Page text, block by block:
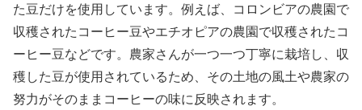
た豆だけを使用しています。例えば、コロンビアの農園で
収穫されたコーヒー豆やエチオピアの農園で収穫されたコ
ーヒー豆などです。農家さんが一つ一つ丁寧に栽培し、収
穫した豆が使用されているため、その土地の風土や農家の
努力がそのままコーヒーの味に反映されます。